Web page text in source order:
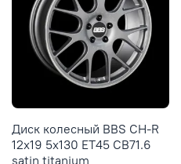
Диск колесный BBS CH-R
12x19 5x130 ET45 CB71.6
satin titanium